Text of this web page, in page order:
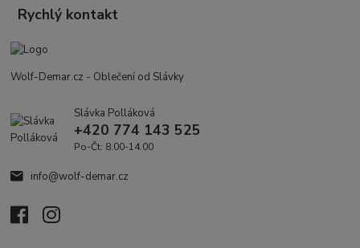
Rychlý kontakt
Wolf-Demar.cz - Oblečení od Slávky
Slávka Polláková
+420 774 143 525
Po-Čt: 8.00-14.00
info@wolf-demar.cz